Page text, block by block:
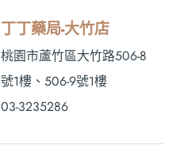
丁丁藥局-大竹店
桃園市蘆竹區大竹路506-8
號1樓、506-9號1樓
03-3235286